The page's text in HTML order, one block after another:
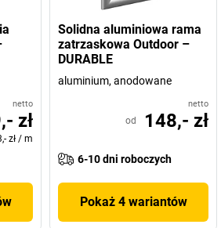
netto
zł
zł / m
Solidna aluminiowa rama
zatrzaskowa Outdoor –
DURABLE
aluminium, anodowane
netto
od 148,- zł
6-10 dni roboczych
Pokaż 4 wariantów